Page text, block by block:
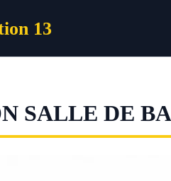
13
SALLE DE